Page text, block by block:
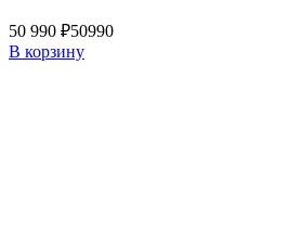
50 990 ₽50990
В корзину